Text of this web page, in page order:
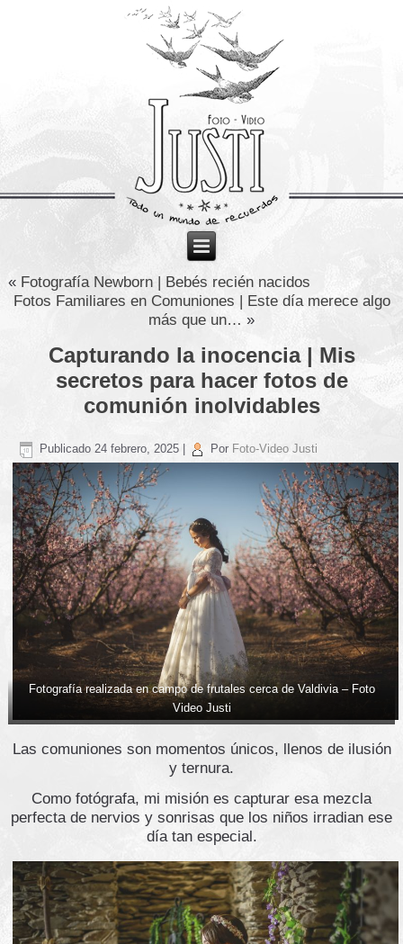
« Fotografía Newborn | Bebés recién nacidos
Fotos Familiares en Comuniones | Este día merece algo
más que un… »
Capturando la inocencia | Mis
secretos para hacer fotos de
comunión inolvidables
Publicado 24 febrero, 2025 Por Foto-Video Justi
Fotografía realizada en campo de frutales cerca de Valdivia – Foto
Video Justi
Las comuniones son momentos únicos, llenos de ilusión
y ternura.
Como fotógrafa, mi misión es capturar esa mezcla
perfecta de nervios y sonrisas que los niños irradian ese
día tan especial.